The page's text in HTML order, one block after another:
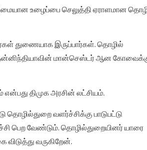
உழைப்பை செலுத்தி ஏராளமான
துணையாக இருப்பார்கள். தொழில்
தென்னிந்தியாவின் மான்செஸ்டர் ஆன
திமுக அரசின் லட்சியம்.
தொழில்துறை வளர்ச்சிக்கு பாடுபட்டு
பெற வேண்டும். தொழில்துறையினர் யாரை
வருகிறேன்.